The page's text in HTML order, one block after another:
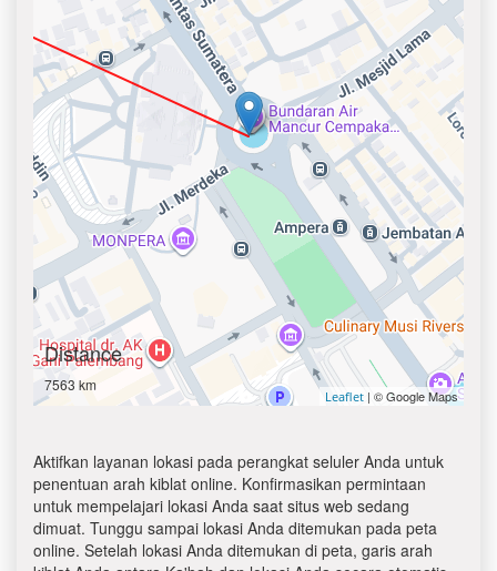
Distance
7563 km
Leaflet | © Google Maps
Aktifkan layanan lokasi pada perangkat seluler Anda untuk
penentuan arah kiblat online. Konfirmasikan permintaan
untuk mempelajari lokasi Anda saat situs web sedang
dimuat. Tunggu sampai lokasi Anda ditemukan pada peta
online. Setelah lokasi Anda ditemukan di peta, garis arah